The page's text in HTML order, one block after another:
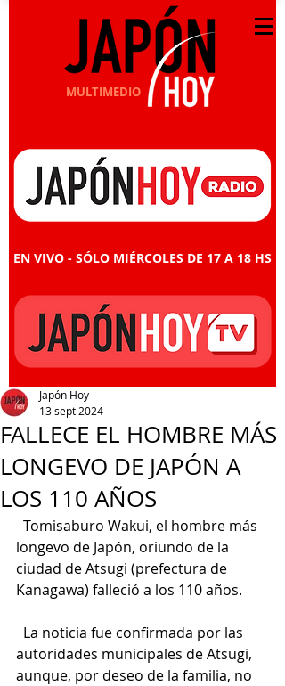
MULTIMEDIO
EN VIVO - SÓLO MIÉRCOLES DE 17 A 18 HS
FALLECE EL HOMBRE MÁS
LONGEVO DE JAPÓN A
LOS 110 AÑOS
Japón Hoy
13 sept 2024
Tomisaburo Wakui, el hombre más
longevo de Japón, oriundo de la
ciudad de Atsugi (prefectura de
Kanagawa) falleció a los 110 años.
La noticia fue confirmada por las
autoridades municipales de Atsugi,
aunque, por deseo de la familia, no